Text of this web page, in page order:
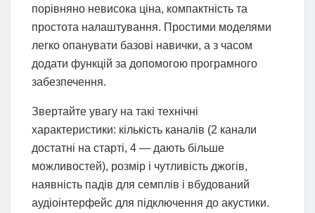
порівняно невисока ціна, компактність та
простота налаштування. Простими моделями
легко опанувати базові навички, а з часом
додати функцій за допомогою програмного
забезпечення.
Звертайте увагу на такі технічні
характеристики: кількість каналів (2 канали
достатні на старті, 4 — дають більше
можливостей), розмір і чутливість джогів,
наявність падів для семплів і вбудований
аудіоінтерфейс для підключення до акустики.